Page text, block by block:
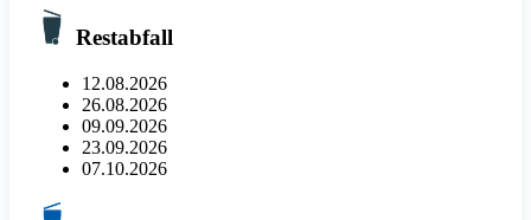
Restabfall
12.08.2026
26.08.2026
09.09.2026
23.09.2026
07.10.2026